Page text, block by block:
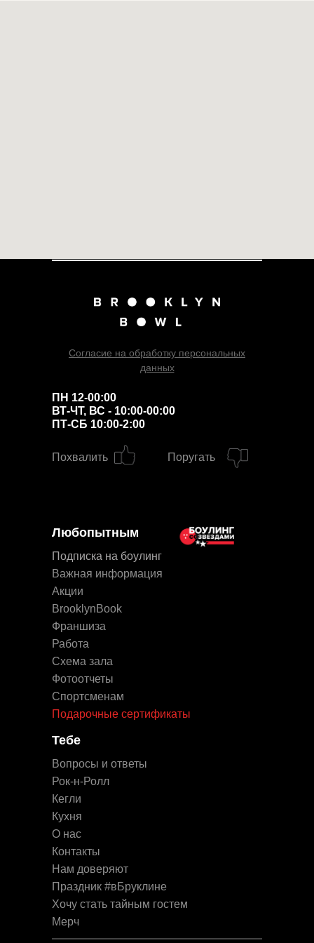
Согласие на обработку персональных
данных
Работа
Кегли
Спортсменам
Кухня
Фотоотчеты
Рок-н-Ролл
Схема зала
О нас
Важная информация
Мерч
Похвалить Поругать
Праздник #вБруклине
Нам доверяют
Контакты
Подписка на боулинг
Франшиза
Подарочные сертификаты
Вопросы и ответы
Акции
Хочу стать тайным гостем
Любопытным
Тебе
BrooklynBook
ПН 12-00:00
ВТ-ЧТ, ВС - 10:00-00:00
ПТ-СБ 10:00-2:00